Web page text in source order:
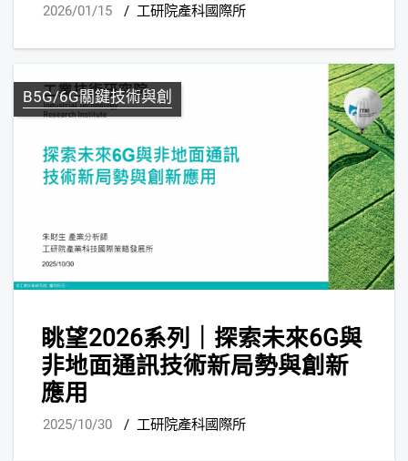
2026/01/15 / 工研院產科國際所
B5G/6G關鍵技術與創
眺望2026系列｜探索未來6G與
非地面通訊技術新局勢與創新
應用
2025/10/30 / 工研院產科國際所